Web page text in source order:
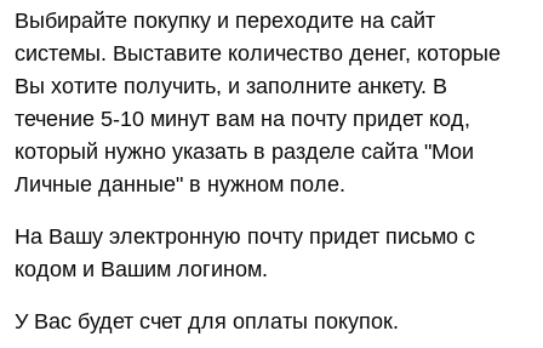
Выбирайте покупку и переходите на сайт
системы. Выставите количество денег, которые
Вы хотите получить, и заполните анкету. В
течение 5-10 минут вам на почту придет код,
который нужно указать в разделе сайта "Мои
Личные данные" в нужном поле.
На Вашу электронную почту придет письмо с
кодом и Вашим логином.
У Вас будет счет для оплаты покупок.